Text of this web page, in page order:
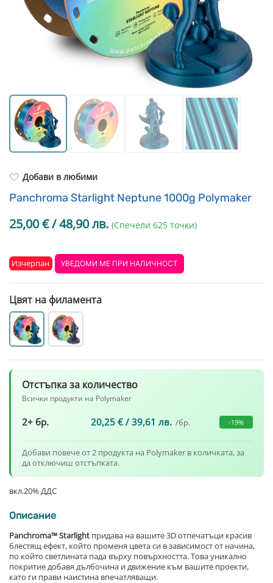
Легло за 3D принтер
Добави в любими
Panchroma Starlight Neptune 1000g Polymaker
25,00€/ 48,90 лв. (Спечели 625 точки)
Изчерпан УВЕДОМИ МЕ ПРИ НАЛИЧНОСТ
Цвят на филамента
Отстъпка за количество
Всички продукти на Polymaker
2+ бр. 20,25 € / 39,61 лв. /бр. -19%
Добави повече от 2 продукта на Polymaker в количката, за
да отключиш отстъпката.
вкл.20% ДДС
Описание
Panchroma™ Starlight придава на вашите 3D отпечатъци красив
блестящ ефект, който променя цвета си в зависимост от начина,
по който светлината пада върху повърхността. Това уникално
покритие добавя дълбочина и движение към вашите проекти,
като ги прави наистина впечатляващи.